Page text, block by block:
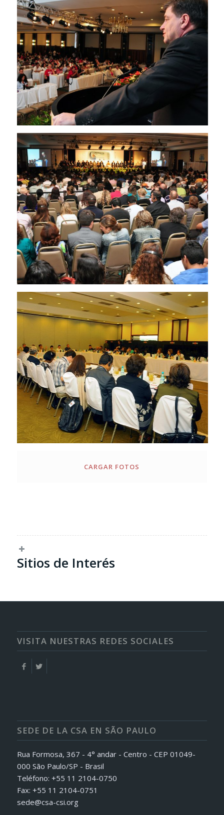
CARGAR FOTOS
Sitios de Interés
VISITA NUESTRAS REDES SOCIALES
SEDE DE LA CSA EN SÃO PAULO
Rua Formosa, 367 - 4° andar - Centro - CEP 01049-
000 São Paulo/SP - Brasil
Teléfono: +55 11 2104-0750
Fax: +55 11 2104-0751
sede@csa-csi.org